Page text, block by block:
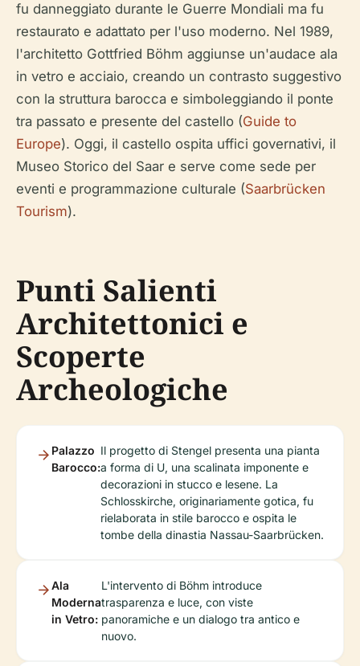
fu danneggiato durante le Guerre Mondiali ma fu
restaurato e adattato per l'uso moderno. Nel 1989,
l'architetto Gottfried Böhm aggiunse un'audace ala
in vetro e acciaio, creando un contrasto suggestivo
con la struttura barocca e simboleggiando il ponte
tra passato e presente del castello (Guide to
Europe). Oggi, il castello ospita uffici governativi, il
Museo Storico del Saar e serve come sede per
eventi e programmazione culturale (Saarbrücken
Tourism).
Punti Salienti
Architettonici e
Scoperte
Archeologiche
Palazzo
Barocco:
Il progetto di Stengel presenta una pianta
a forma di U, una scalinata imponente e
decorazioni in stucco e lesene. La
Schlosskirche, originariamente gotica, fu
rielaborata in stile barocco e ospita le
tombe della dinastia Nassau-Saarbrücken.
Ala
Moderna
in Vetro:
L'intervento di Böhm introduce
trasparenza e luce, con viste
panoramiche e un dialogo tra antico e
nuovo.